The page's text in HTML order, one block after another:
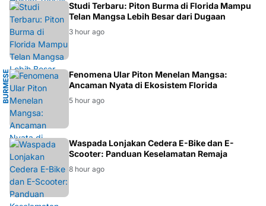
EKOSISTEM
Studi Terbaru: Piton Burma di Florida Mampu
Telan Mangsa Lebih Besar dari Dugaan
3 hour ago
B
U
R
M
ES
E
P
Y
T
H
ON
Fenomena Ular Piton Menelan Mangsa:
Ancaman Nyata di Ekosistem Florida
5 hour ago
BERITA
Waspada Lonjakan Cedera E-Bike dan E-
Scooter: Panduan Keselamatan Remaja
8 hour ago